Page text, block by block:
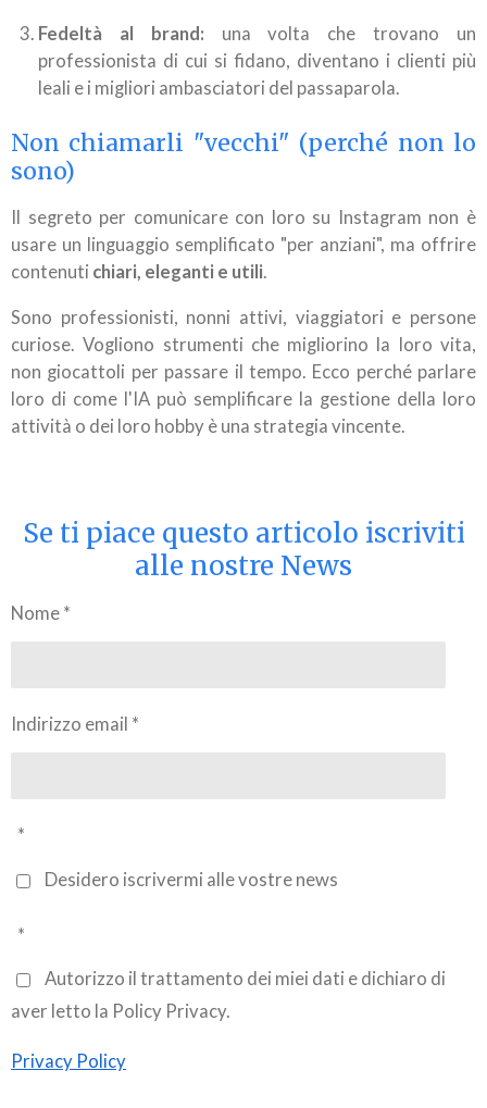
Fedeltà al brand: una volta che trovano un
professionista di cui si fidano, diventano i clienti più
leali e i migliori ambasciatori del passaparola.
Non chiamarli "vecchi" (perché non lo
sono)
Il segreto per comunicare con loro su Instagram non è
usare un linguaggio semplificato "per anziani", ma offrire
contenuti chiari, eleganti e utili.
Sono professionisti, nonni attivi, viaggiatori e persone
curiose. Vogliono strumenti che migliorino la loro vita,
non giocattoli per passare il tempo. Ecco perché parlare
loro di come l'IA può semplificare la gestione della loro
attività o dei loro hobby è una strategia vincente.
Se ti piace questo articolo iscriviti
alle nostre News
Nome *
Indirizzo email *
*
Desidero iscrivermi alle vostre news
*
Autorizzo il trattamento dei miei dati e dichiaro di
aver letto la Policy Privacy.
Privacy Policy